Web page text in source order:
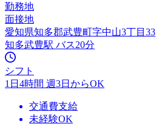
勤務地
面接地
愛知県知多郡武豊町字中山3丁目33
知多武豊駅 バス20分
シフト
1日4時間 週3日からOK
交通費支給
未経験OK